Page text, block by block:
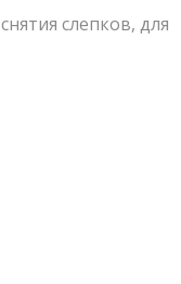
слепков, для